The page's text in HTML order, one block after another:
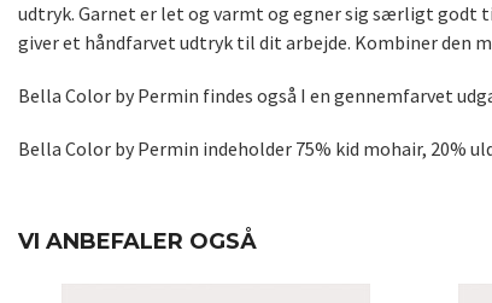
udtryk. Garnet er let og varmt og egner sig særligt godt
giver et håndfarvet udtryk til dit arbejde. Kombiner den
Bella Color by Permin findes også I en gennemfarvet
Bella Color by Permin indeholder 75% kid mohair, 20%
VI ANBEFALER OGSÅ